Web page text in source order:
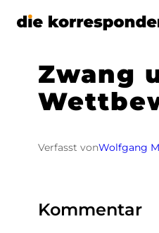
Zum
Zwang
Verfasst vonWolfgang
Kommentar